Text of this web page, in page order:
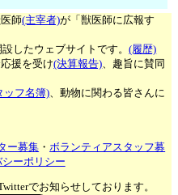
師(主宰者)が「獣医師に広報す
したウェブサイトです。(履歴)
援を受け(決算報告)、趣旨に賛同
ッフ名簿)、動物に関わる皆さんに
ー募集 ・ボランティアスタッフ募
ーポリシー
でお知らせしております。